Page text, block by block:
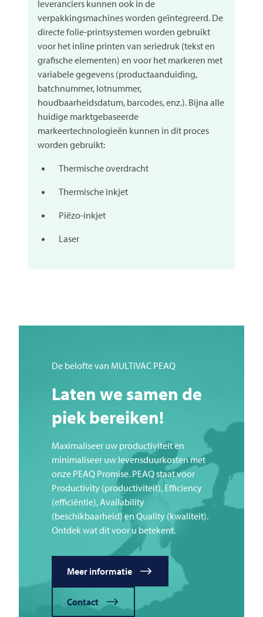
leveranciers kunnen ook in de
verpakkingsmachines worden geïntegreerd. De
directe folie-printsystemen worden gebruikt
voor het inline printen van seriedruk (tekst en
grafische elementen) en voor het markeren met
variabele gegevens (productaanduiding,
batchnummer, lotnummer,
houdbaarheidsdatum, barcodes, enz.). Bijna alle
huidige marktgebaseerde
markeertechnologieën kunnen in dit proces
worden gebruikt:
Thermische overdracht
Thermische inkjet
Piëzo-inkjet
Laser
De belofte van MULTIVAC PEAQ
Laten we samen de
piek bereiken!
Maximaliseer uw productiviteit en
minimaliseer uw levensduurkosten met
onze PEAQ Promise. PEAQ staat voor
Productivity (productiviteit), Efficiency
(efficiëntie), Availability
(beschikbaarheid) en Quality (kwaliteit).
Ontdek wat dit voor u betekent.
Meer informatie
Contact